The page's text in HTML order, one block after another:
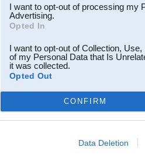
I want to opt-out of processing my
Advertising.
Opted In
I want to opt-out of Collection,
of my Personal Data that Is
it was collected.
Opted Out
CONFIRM
Data Deletion